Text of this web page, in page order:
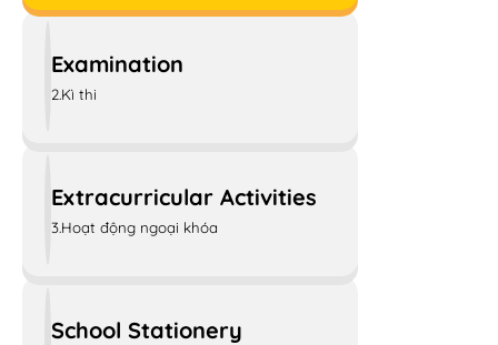
Examination
2.Kì thi
Extracurricular Activities
3.Hoạt động ngoại khóa
School Stationery